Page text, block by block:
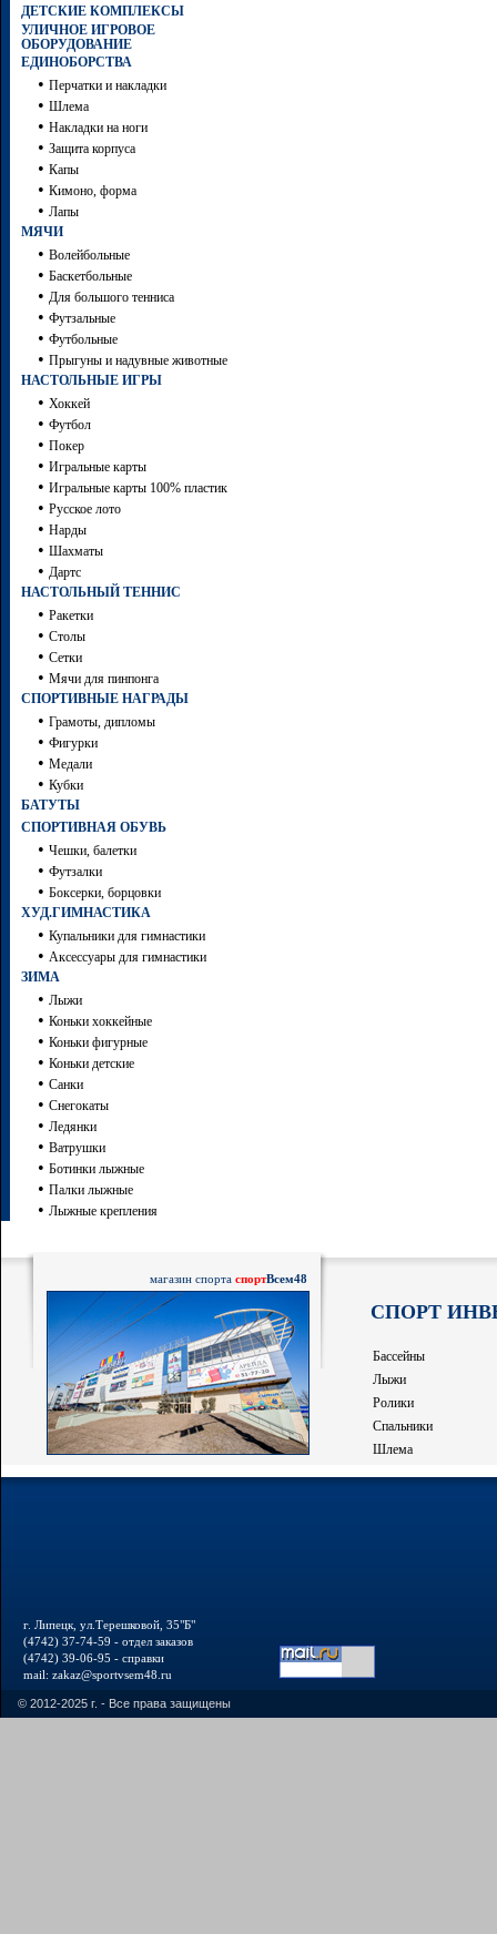
ДЕТСКИЕ КОМПЛЕКСЫ
УЛИЧНОЕ ИГРОВОЕ
ОБОРУДОВАНИЕ
ЕДИНОБОРСТВА
• Перчатки и накладки
• Шлема
• Накладки на ноги
• Защита корпуса
• Капы
• Кимоно, форма
• Лапы
МЯЧИ
• Волейбольные
• Баскетбольные
• Для большого тенниса
• Футзальные
• Футбольные
• Прыгуны и надувные животные
НАСТОЛЬНЫЕ ИГРЫ
• Хоккей
• Футбол
• Покер
• Игральные карты
• Игральные карты 100% пластик
• Русское лото
• Нарды
• Шахматы
• Дартc
НАСТОЛЬНЫЙ ТЕННИС
• Ракетки
• Столы
• Сетки
• Мячи для пинпонга
СПОРТИВНЫЕ НАГРАДЫ
• Грамоты, дипломы
• Фигурки
• Медали
• Кубки
БАТУТЫ
СПОРТИВНАЯ ОБУВЬ
• Чешки, балетки
• Футзалки
• Боксерки, борцовки
ХУД.ГИМНАСТИКА
• Купальники для гимнастики
• Аксессуары для гимнастики
ЗИМА
• Лыжи
• Коньки хоккейные
• Коньки фигурные
• Коньки детские
• Санки
• Снегокаты
• Ледянки
• Ватрушки
• Ботинки лыжные
• Палки лыжные
• Лыжные крепления
магазин спорта спортВсем48
СПОРТ
Бассейны
Лыжи
Ролики
Спальники
Шлема
г. Липецк, ул.Терешковой, 35"Б"
(4742) 37-74-59 - отдел заказов
(4742) 39-06-95 - справки
mail: zakaz@sportvsem48.ru
© 2012-2025 г. - Все права защищены